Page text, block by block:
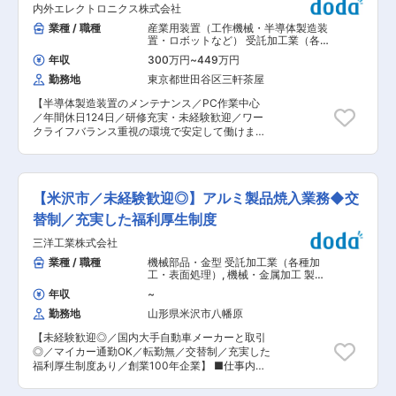
をしていってください。 ■入社後について： 入
社後は、会社の基本的な事や独自のシステムにつ
いてなど、 個人の成長度合いにあわせてきっちり
サポートしていきます。 大体、4ヵ月目から顧客
を担当し、既存顧客へ1人で訪問を行っていきま
す。不明点があればベテラン社員がしっかりとサ
ポートしますので、社内に持ち帰り先輩に聞いて
頂ければ問題ありません。1つずつ知識と経験を
積み重ね、営業として成長していただければと思
／ 当社の営業は「物を売る」のではなく「技術力
を売る」営業です。また、お取引先様の業種は幅
ることが強みです。 最新鋭の加工設備を備えて高
品質な製品づくりをしているので、胸を張って営
業をしていただけます！ 変更の範囲：会社の定め
る業務
どの事務処理 ・社内関係部署との連携（製造・品
質管理など） ・納品対応 等が中心となります。
お客様は、埼玉・神奈川・千葉など関東がメイン
で、日帰りで訪問可能な範囲です！ 基本的に出張
はありません。普段の移動は社用車を利用頂きま
す。直行直帰も可能です。 ※作業着で業務にあた
っていただきます ▼業務詳細 ・既存顧客に電話
または訪問を行い、顧客から「どんな製品を、い
つまでに何個必要か」などをヒアリング ・受注シ
ステムにて、社内の製造部や購買グループ、シス
テム管理など連携して、見積、納期などを確認 ・
はございません。 ▼取り扱い商品 ・上下水道部
品(バルブなど)、橋梁等、耐震部品。手のひらサ
イズから1メートルを超えるものまで様々です。
▼組織構成 営業4名、アシスタント2名、梱包納
品担当2名が在籍しております。 営業担当は、
20〜50代と幅広い年代の社員が活躍しておりま
属加工や工程は現場や社内で学んでいきます。 業
界未経験の方も活躍しておりますので、安心して
働いていただけます！ ▼企業魅力 ・取引先は大
手がメイン！社会インフラの基礎の部分で人々の
安全性を支え、豊かな社会造りに貢献しておりま
す。 変更の範囲：会社の定める業務
内外エレクトロニクス株式会社
業種 / 職種
産業用装置（工作機械・半導体製造装
置・ロボットなど） 受託加工業（各種
加工・表面処理）, 半導体製造装置 半
導体製造装置
年収 300万円~449万円
勤務地
東京都世田谷区三軒茶屋
【半導体製造装置のメンテナンス／PC作業中心
／年間休日124日／研修充実・未経験歓迎／ワー
クライフバランス重視の環境で安定して働けま
なウェハ表面検査装置のメンテナンス業務を担当
いただきます。主にPCを用いた作業が中心とな
りますが、装置の搬入や撤去などで工具を使う作
業も一部発生します。クリーンルーム内での作業
や、トラブル対応、装置のメンテナンス業務な
ど、装置の稼働と品質維持に関わる業務全般をお
任せします。 ■業務詳細 ・取引先構内でのウェ
ハ表面検査装置の搬入、設置、定期的なメンテナ
ンス作業 ・PCを使用した装置の状態チェック、
データ入力、報告書作成 ・装置の撤去や移設時の
工具を用いた作業（手順書に沿って実施） ・装置
のトラブル発生時の一次対応、修理やメンテナン
スの実施 ・作業は手順書に基づき、未経験でも安
心して取り組める体制 ■扱うサービス 半導体製
造装置および関連する付帯機器全般のメンテナン
ス業務 ■組織構成 合志サービスセンターには47
【米沢市／未経験歓迎◎】アルミ製品焼入業務◆交
替制／充実した福利厚生制度
三洋工業株式会社
業種 / 職種
機械部品・金型 受託加工業（各種加
工・表面処理） , 機械・金属加工 製
年収
~
勤務地
山形県米沢市八幡原
【未経験歓迎◎／国内大手自動車メーカーと取引
◎／マイカー通勤OK／転勤無／交替制／充実した
福利厚生制度あり／創業100年企業】 ■仕事内